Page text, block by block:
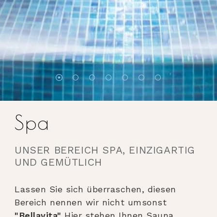
Spa
UNSER BEREICH SPA, EINZIGARTIG
UND GEMÜTLICH
Lassen Sie sich überraschen, diesen
Bereich nennen wir nicht umsonst